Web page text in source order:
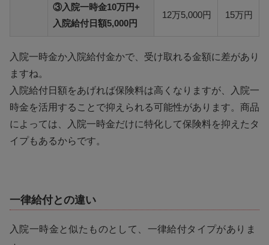
③入院一時金10万円+
入院給付日額5,000円
12万5,000円 15万円
入院一時金か入院給付金かで、受け取れる金額に差があり
ますね。
入院給付日額をあげれば保険料は高くなりますが、入院一
時金を活用することで抑えられる可能性があります。商品
によっては、入院一時金だけに特化して保険料を抑えたタ
イプもあるからです。
一律給付との違い
入院一時金と似たものとして、一律給付タイプがありま